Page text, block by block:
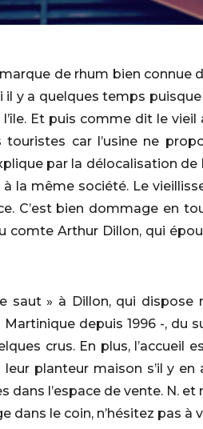
marque de rhum bien
il y a quelques temps
Et puis comme dit le
car l’usine ne
par la délocalisation
la même société. Le
C’est bien dommage en
comte Arthur Dillon, qui
» à Dillon, qui dispose
depuis 1996 -, du
crus. En plus,
planteur maison s’il y
dans l’espace de vente. N.
dans le coin, n’hésitez pas